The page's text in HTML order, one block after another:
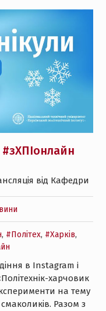
#зХПІонлайн
, #Політех, #Харків,
від Кафедри
в Instagram i
харчовик
на тему
Разом з